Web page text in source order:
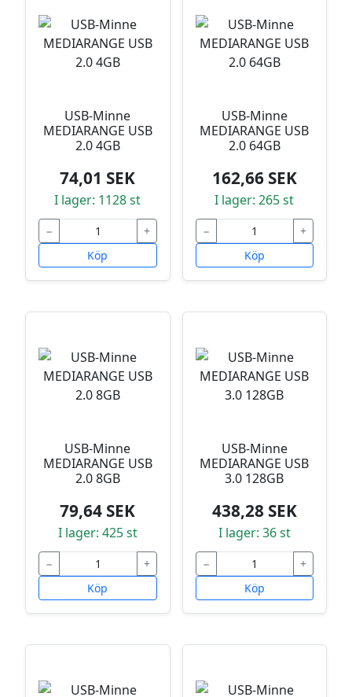
USB-Minne
MEDIARANGE USB
2.0 4GB
74,01 SEK
I lager: 1128 st
−
+
Köp
USB-Minne
MEDIARANGE USB
2.0 64GB
162,66 SEK
I lager: 265 st
−
+
Köp
USB-Minne
MEDIARANGE USB
2.0 8GB
79,64 SEK
I lager: 425 st
−
+
Köp
USB-Minne
MEDIARANGE USB
3.0 128GB
438,28 SEK
I lager: 36 st
−
+
Köp